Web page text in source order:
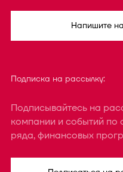
Напишите
Подписка на рассылку:
Подписывайтесь на
компании и событий по
ряда, финансовых